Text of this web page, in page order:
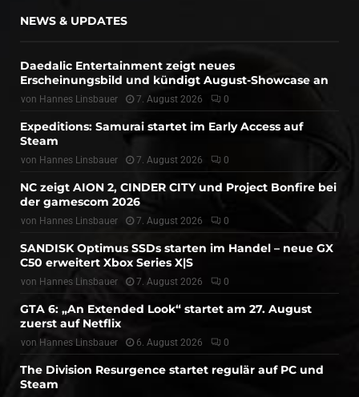
NEWS & UPDATES
Daedalic Entertainment zeigt neues
Erscheinungsbild und kündigt August-Showcase an
von Hannes Linsbauer 7. August 2026 0
Expeditions: Samurai startet im Early Access auf
Steam
von Hannes Linsbauer 7. August 2026 0
NC zeigt AION 2, CINDER CITY und Project Bonfire bei
der gamescom 2026
von Hannes Linsbauer 7. August 2026 0
SANDISK Optimus SSDs starten im Handel – neue GX
C50 erweitert Xbox Series X|S
von Hannes Linsbauer 7. August 2026 0
GTA 6: „An Extended Look“ startet am 27. August
zuerst auf Netflix
von Hannes Linsbauer 6. August 2026 0
The Division Resurgence startet regulär auf PC und
Steam